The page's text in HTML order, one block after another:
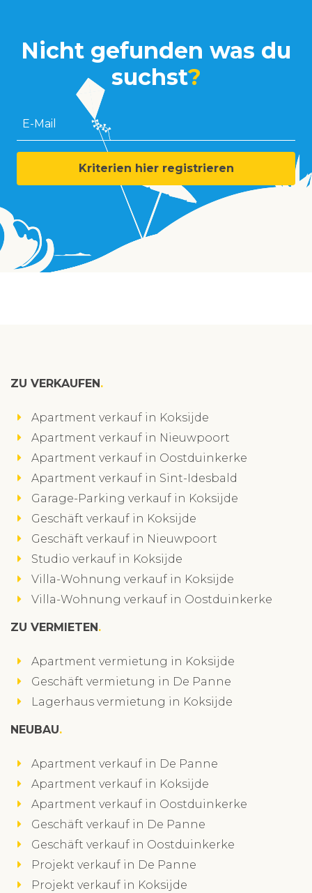
Nicht gefunden was du
suchst?
E-Mail
Kriterien hier registrieren
ZU VERKAUFEN
Apartment verkauf in Koksijde
Apartment verkauf in Nieuwpoort
Apartment verkauf in Oostduinkerke
Apartment verkauf in Sint-Idesbald
Garage-Parking verkauf in Koksijde
Geschäft verkauf in Koksijde
Geschäft verkauf in Nieuwpoort
Studio verkauf in Koksijde
Villa-Wohnung verkauf in Koksijde
Villa-Wohnung verkauf in Oostduinkerke
ZU VERMIETEN
Apartment vermietung in Koksijde
Geschäft vermietung in De Panne
Lagerhaus vermietung in Koksijde
NEUBAU
Apartment verkauf in De Panne
Apartment verkauf in Koksijde
Apartment verkauf in Oostduinkerke
Geschäft verkauf in De Panne
Geschäft verkauf in Oostduinkerke
Projekt verkauf in De Panne
Projekt verkauf in Koksijde